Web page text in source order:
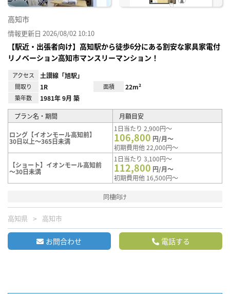
高知市
情報更新日 2026/08/02 10:10
【駅近・出張者向け】高知駅から徒歩6分にある割安な家具家電付
リノベーション高知市マンスリーマンション！
アクセス 土讃線「旭駅」
間取り 1R 面積 22m²
築年数 1981年 9月 築
プラン名・期間 月額目安
ロング【イオンモール高知前】
30日以上～365日未満
1日当たり 2,900円～
106,800 円/月～
初期費用他 22,000円～
【ショート】イオンモール高知前
～30日未満
1日当たり 3,100円～
112,800 円/月～
初期費用他 16,500円～
同棲向け
高知県 高知市
お問合わせ 電話する